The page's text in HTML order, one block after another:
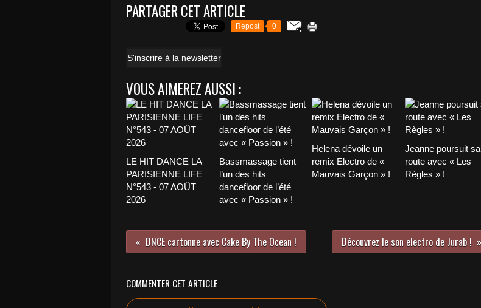
PARTAGER CET ARTICLE
Repost 0
S'inscrire à la newsletter
VOUS AIMEREZ AUSSI :
LE HIT DANCE LA
PARISIENNE LIFE
N°543 - 07 AOÛT
2026
Bassmassage tient
l’un des hits
dancefloor de l’été
avec « Passion » !
Helena dévoile un
remix Electro de «
Mauvais Garçon » !
Jeanne poursuit sa
route avec « Les
Règles » !
DNCE cartonne avec Cake By The Ocean ! Découvrez le son electro de Jurab !
COMMENTER CET ARTICLE